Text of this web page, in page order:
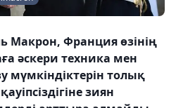
Макрон, Франция өзінің
әскери техника мен
мүмкіндіктерін толық
зиян